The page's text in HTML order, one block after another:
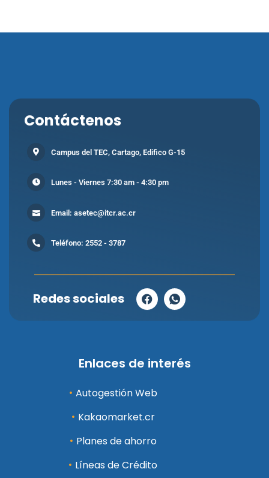
Contáctenos
Campus del TEC, Cartago, Edifico G-15
Lunes - Viernes 7:30 am - 4:30 pm
Email: asetec@itcr.ac.cr
Teléfono: 2552 - 3787
Redes sociales
Enlaces de interés
Autogestión Web
Kakaomarket.cr
Planes de ahorro
Líneas de Crédito